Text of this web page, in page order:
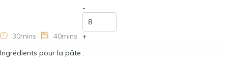
30mins 40mins
-
+
Ingrédients pour la pâte :